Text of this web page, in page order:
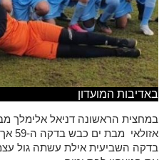
באדיבות המועדון
בדקה השביעית אילת עשתה גול